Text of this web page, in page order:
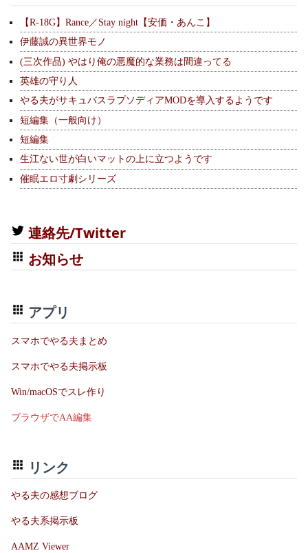
【R-18G】Rance／Stay night【安価・あんこ】
伊藤誠の異世界モノ
(三次作品) やはり俺の悪魔的な業務は間違ってる
英雄の守り人
やる夫がサキュバスラプソディアMODを導入するようです
短編集（一般向け）
短編集
生江ない世が白いマットの上に立つようです
催眠エロ寸劇シリーズ
連絡先/Twitter
お知らせ
アプリ
スマホでやる夫まとめ
スマホでやる夫掲示板
Win/macOSでスレ作り
ブラウザでAA編集
リンク
やる夫の感想ブログ
やる夫系掲示板
AAMZ Viewer